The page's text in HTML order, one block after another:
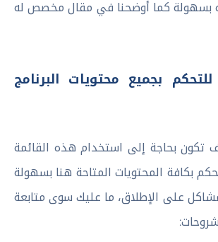
بسهولة كما أوضحنا في مقال مخصص له
بجميع محتويات البرنامج
تكون بحاجة إلى استخدام هذه القائمة
بكافة المحتويات المتاحة هنا بسهولة
على الإطلاق، ما عليك سوى متابعة